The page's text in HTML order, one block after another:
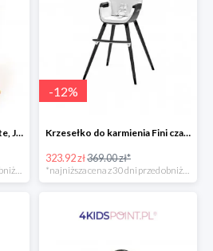
Kuchnia duża French Cocotte, Janod
-12%
Krzesełko do karmienia Fini czarne 2w1 Kinderkraft
323.92 zł369.00 zł*